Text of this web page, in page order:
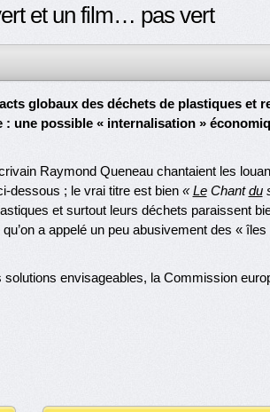
et un film… pas vert
globaux des déchets de plastiques et
une possible « internalisation »
Raymond Queneau chantaient les
dessous ; le vrai titre est bien «LeChantdu
et surtout leurs déchets paraissent
a appelé un peu abusivement des «
envisageables, la Commission